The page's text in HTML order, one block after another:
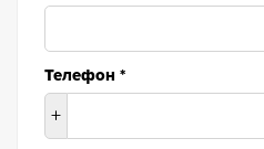
Телефон *
+